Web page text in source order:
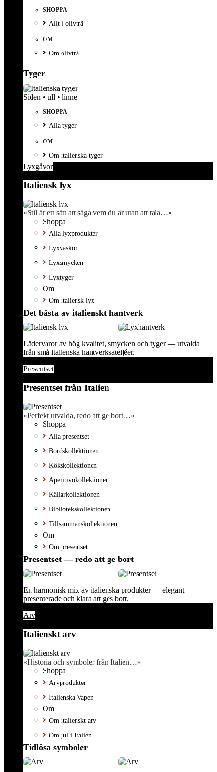
SHOPPA
Allt i olivträ
OM
Om olivträ
Tyger
Siden • ull • linne
SHOPPA
Alla tyger
OM
Om italienska tyger
Lyxgåvor
Italiensk lyx
«Stil är ett sätt att säga vem du är utan att tala…»
Shoppa
Alla lyxprodukter
Lyxväskor
Lyxsmycken
Lyxtyger
Om
Om italiensk lyx
Det bästa av italienskt hantverk
Lädervaror av hög kvalitet, smycken och tyger — utvalda
från små italienska hantverksateljéer.
Presentset
Presentset från Italien
«Perfekt utvalda, redo att ge bort…»
Shoppa
Alla presentset
Bordskollektionen
Kökskollektionen
Aperitivokollektionen
Källarkollektionen
Bibliotekskollektionen
Tillsammanskollektionen
Om
Om presentset
Presentset — redo att ge bort
En harmonisk mix av italienska produkter — elegant
presenterade och klara att ges bort.
Arv
Italienskt arv
«Historia och symboler från Italien…»
Shoppa
Arvprodukter
Italienska Vapen
Om
Om italienskt arv
Om jul i Italien
Tidlösa symboler